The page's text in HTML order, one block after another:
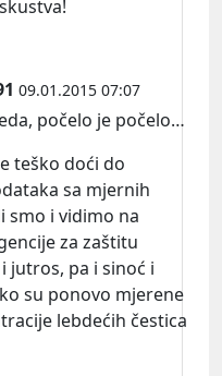
09.01.2015 07:07
počelo je počelo…
teško doći do
sa mjernih
smo i vidimo na
za zaštitu
jutros, pa i sinoć i
su ponovo mjerene
lebdećih čestica